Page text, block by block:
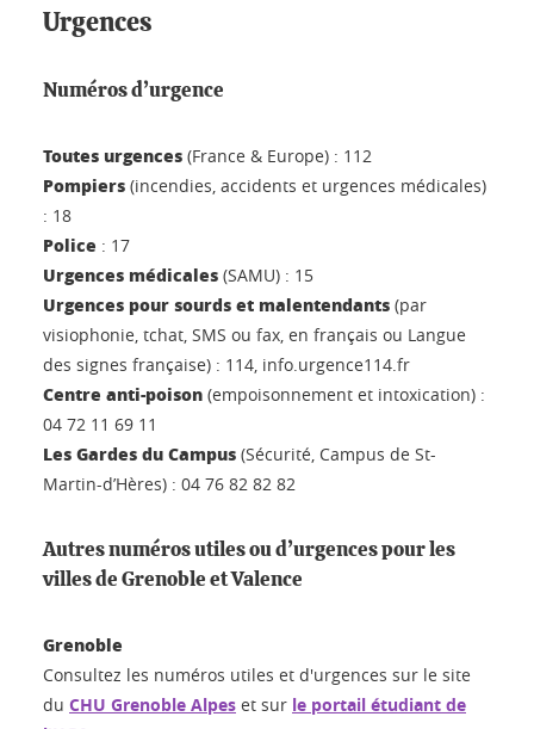
Urgences
Numéros d’urgence
Toutes urgences (France & Europe) : 112
Pompiers (incendies, accidents et urgences médicales)
: 18
Police : 17
Urgences médicales (SAMU) : 15
Urgences pour sourds et malentendants (par
visiophonie, tchat, SMS ou fax, en français ou Langue
des signes française) : 114, info.urgence114.fr
Centre anti-poison (empoisonnement et intoxication) :
04 72 11 69 11
Les Gardes du Campus (Sécurité, Campus de St-
Martin-d’Hères) : 04 76 82 82 82
Autres numéros utiles ou d’urgences pour les
villes de Grenoble et Valence
Grenoble
Consultez les numéros utiles et d'urgences sur le site
du CHU Grenoble Alpes et sur le portail étudiant de